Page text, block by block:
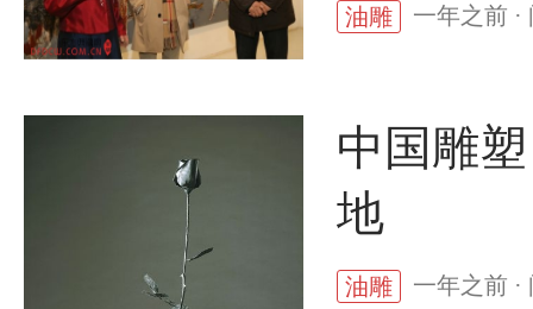
油雕 一年之前 ·
中国雕
地
油雕 一年之前 ·